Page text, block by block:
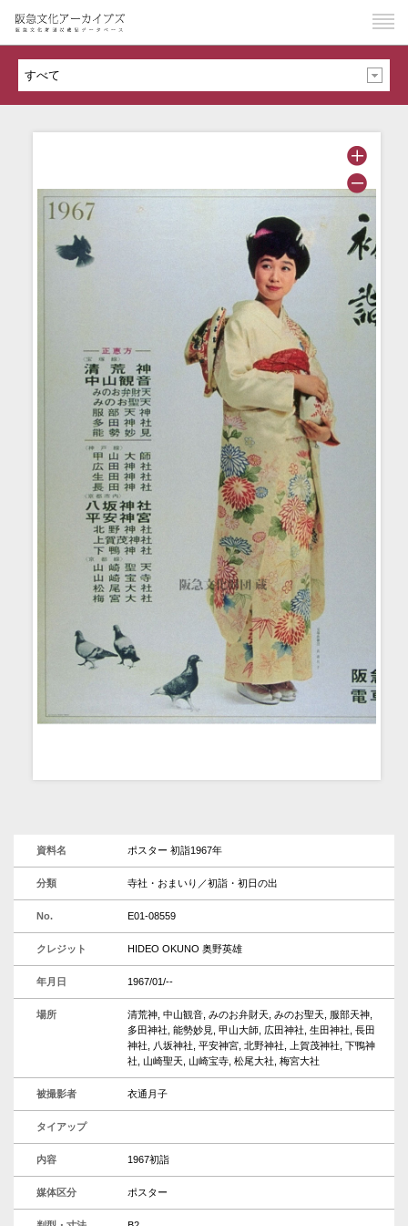
資料名 ポスター 初詣1967年
分類 寺社・おまいり／初詣・初日の出
No. E01-08559
クレジット HIDEO OKUNO 奥野英雄
年月日 1967/01/--
場所
清荒神, 中山観音, みのお弁財天, みのお聖天, 服部天神,
多田神社, 能勢妙見, 甲山大師, 広田神社, 生田神社, 長田
神社, 八坂神社, 平安神宮, 北野神社, 上賀茂神社, 下鴨神
社, 山崎聖天, 山崎宝寺, 松尾大社, 梅宮大社
被撮影者 衣通月子
タイアップ
内容 1967初詣
媒体区分 ポスター